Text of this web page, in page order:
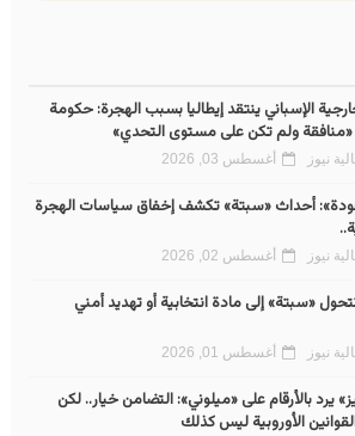
الإسباني ينتقد إيطاليا بسبب الهجرة: حكومة
«منافقة ولم تكن على مستوى التحدي»
نيوز أغسطس 03, 2026
أحداث «سبتة» تكشف إخفاق سياسات الهجرة
نيوز أغسطس 02, 2026
«سبتة» إلى مادة انتخابية أو تهديد أمني
نيوز أغسطس 01, 2026
يرد بالأرقام على «ميلوني»: التضامن خيار.. لكن
الأوروبية ليس كذلك